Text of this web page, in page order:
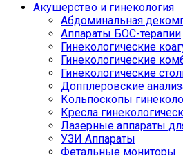
Акушерство и гинекология
Абдоминальная
Аппараты БОС-терапии
Гинекологические
Гинекологические
Гинекологические
Допплеровские
Кольпоскопы
Кресла
Лазерные аппараты
УЗИ Аппараты
Фетальные мониторы